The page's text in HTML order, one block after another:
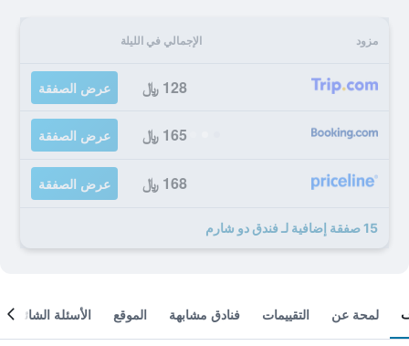
مزود الإجمالي في الليلة
128 ﷼ عرض الصفقة
165 ﷼ عرض الصفقة
168 ﷼ عرض الصفقة
15 صفقة إضافية لـ فندق دو شارم
لمحة عن التقييمات فنادق مشابهة الموقع الأسئلة الشائعة